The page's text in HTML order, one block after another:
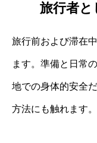
旅行者と
旅行前および滞在
ます。準備と日常
地での身体的安全
方法にも触れます。